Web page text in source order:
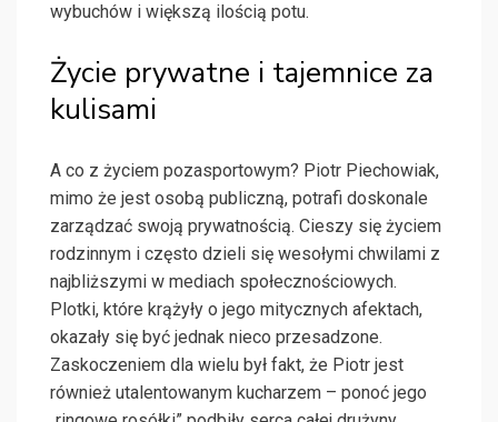
wybuchów i większą ilością potu.
Życie prywatne i tajemnice za
kulisami
A co z życiem pozasportowym? Piotr Piechowiak,
mimo że jest osobą publiczną, potrafi doskonale
zarządzać swoją prywatnością. Cieszy się życiem
rodzinnym i często dzieli się wesołymi chwilami z
najbliższymi w mediach społecznościowych.
Plotki, które krążyły o jego mitycznych afektach,
okazały się być jednak nieco przesadzone.
Zaskoczeniem dla wielu był fakt, że Piotr jest
również utalentowanym kucharzem – ponoć jego